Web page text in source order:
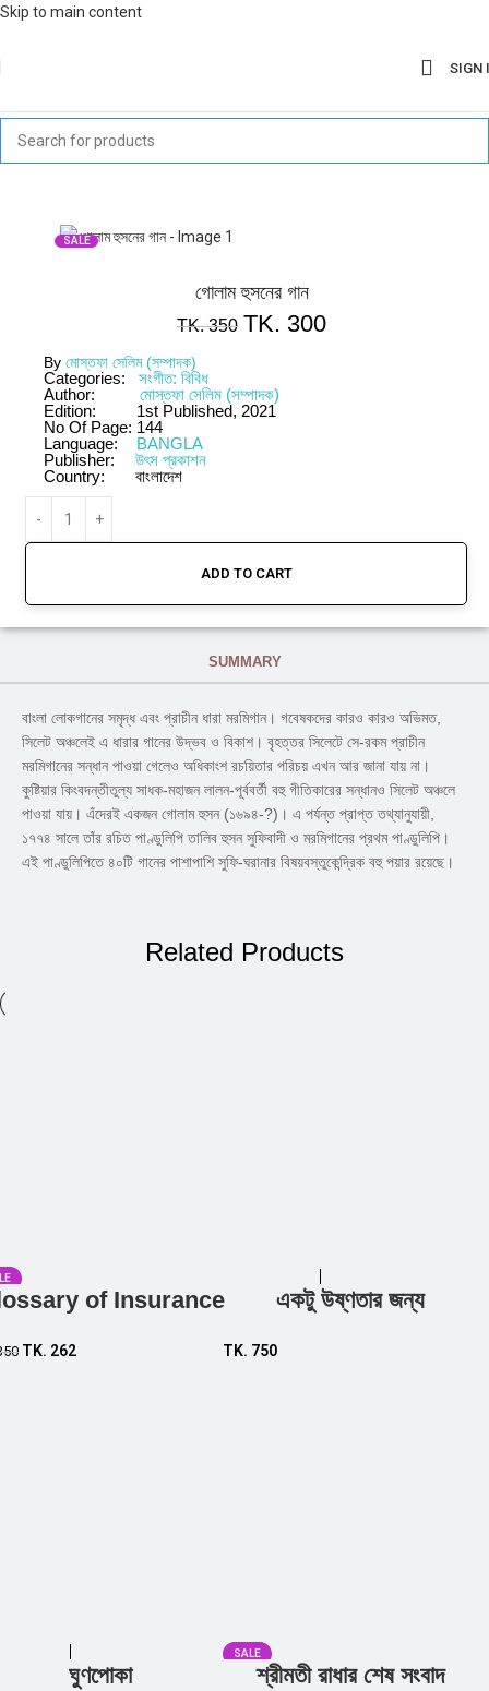
Skip to main content
SIGN
SALE
গোলাম হুসনের গান
TK.350 TK. 300
By মোস্তফা সেলিম (সম্পাদক)
Categories:
সংগীত: বিবিধ
Author:
মোস্তফা সেলিম (সম্পাদক)
Edition:
1st Published, 2021
No Of Page: 144
Language:
BANGLA
Publisher:
উৎস প্রকাশন
Country:
বাংলাদেশ
ADD TO CART
SUMMARY
বাংলা লোকগানের সমৃদ্ধ এবং প্রাচীন ধারা মরমিগান। গবেষকদের কারও কারও অভিমত,
সিলেট অঞ্চলেই এ ধারার গানের উদ্ভব ও বিকাশ। বৃহত্তর সিলেটে সে-রকম প্রাচীন
মরমিগানের সন্ধান পাওয়া গেলেও অধিকাংশ রচয়িতার পরিচয় এখন আর জানা যায় না।
কুষ্টিয়ার কিংবদন্তীতুল্য সাধক-মহাজন লালন-পূর্ববর্তী বহু গীতিকারের সন্ধানও সিলেট অঞ্চলে
পাওয়া যায়। এঁদেরই একজন গোলাম হুসন (১৬৯৪-?)। এ পর্যন্ত প্রাপ্ত তথ্যানুযায়ী,
১৭৭৪ সালে তাঁর রচিত পাণ্ডুলিপি তালিব হুসন সুফিবাদী ও মরমিগানের প্রথম পাণ্ডুলিপি।
এই পাণ্ডুলিপিতে ৪০টি গানের পাশাপাশি সুফি-ঘরানার বিষয়বস্তুকেন্দ্রিক বহু পয়ার রয়েছে।
Related Products
of Insurance
TK. 262
Add to cart
একটু উষ্ণতার জন্য
TK. 750
Add to cart
ঘুণপোকা
SALE
শ্রীমতী রাধার শেষ সংবাদ